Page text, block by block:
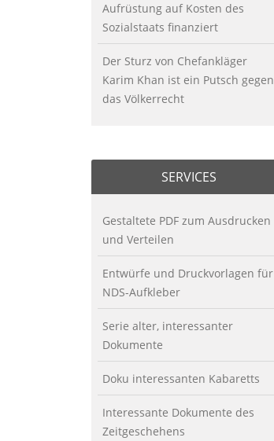
Aufrüstung auf Kosten des
Sozialstaats finanziert
Der Sturz von Chefankläger
Karim Khan ist ein Putsch gegen
das Völkerrecht
SERVICES
Gestaltete PDF zum Ausdrucken
und Verteilen
Entwürfe und Druckvorlagen für
NDS-Aufkleber
Serie alter, interessanter
Dokumente
Doku interessanten Kabaretts
Interessante Dokumente des
Zeitgeschehens